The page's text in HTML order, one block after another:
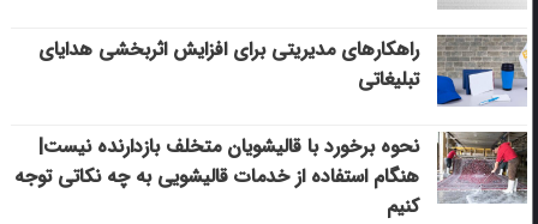
راهکارهای مدیریتی برای افزایش اثربخشی هدایای
تبلیغاتی
نحوه برخورد با قالیشویان متخلف بازدارنده نیست|
هنگام استفاده از خدمات قالیشویی به چه نکاتی توجه
کنیم